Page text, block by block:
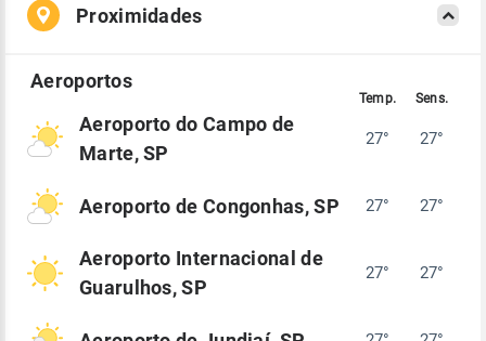
Proximidades
Aeroporto do Campo de
Marte, SP
27° 27°
Aeroporto de Congonhas, SP 27° 27°
Aeroporto Internacional de
Guarulhos, SP
27° 27°